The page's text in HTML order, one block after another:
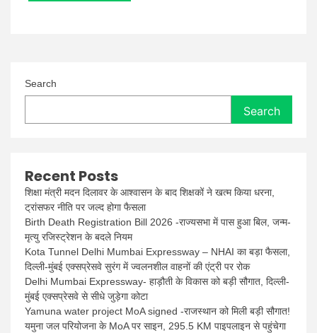
Search
Search
Recent Posts
शिक्षा मंत्री मदन दिलावर के आश्वासन के बाद शिक्षकों ने खत्म किया धरना,
ट्रांसफर नीति पर जल्द होगा फैसला
Birth Death Registration Bill 2026 -राज्यसभा में पास हुआ बिल, जन्म-
मृत्यु रजिस्ट्रेशन के बदले नियम
Kota Tunnel Delhi Mumbai Expressway – NHAI का बड़ा फैसला,
दिल्ली-मुंबई एक्सप्रेसवे सुरंग में ज्वलनशील वाहनों की एंट्री पर रोक
Delhi Mumbai Expressway- हाड़ौती के विकास को बड़ी सौगात, दिल्ली-
मुंबई एक्सप्रेसवे से सीधे जुड़ेगा कोटा
Yamuna water project MoA signed -राजस्थान को मिली बड़ी सौगात!
यमुना जल परियोजना के MoA पर साइन, 295.5 KM पाइपलाइन से पहुंचेगा